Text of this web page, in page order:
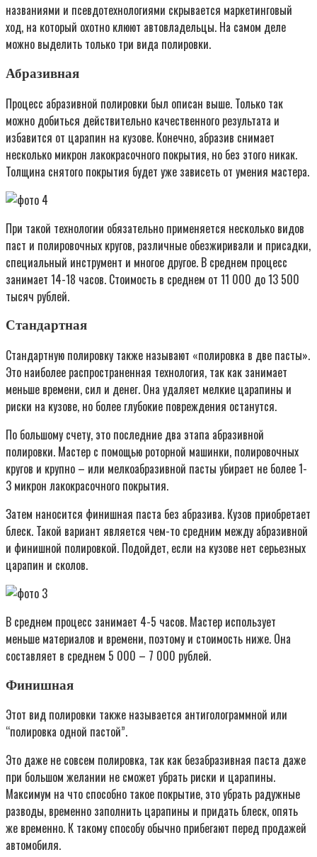
названиями и псевдотехнологиями скрывается маркетинговый
ход, на который охотно клюют автовладельцы. На самом деле
можно выделить только три вида полировки.
Абразивная
Процесс абразивной полировки был описан выше. Только так
можно добиться действительно качественного результата и
избавится от царапин на кузове. Конечно, абразив снимает
несколько микрон лакокрасочного покрытия, но без этого никак.
Толщина снятого покрытия будет уже зависеть от умения мастера.
При такой технологии обязательно применяется несколько видов
паст и полировочных кругов, различные обезжиривали и присадки,
специальный инструмент и многое другое. В среднем процесс
занимает 14-18 часов. Стоимость в среднем от 11 000 до 13 500
тысяч рублей.
Стандартная
Стандартную полировку также называют «полировка в две пасты».
Это наиболее распространенная технология, так как занимает
меньше времени, сил и денег. Она удаляет мелкие царапины и
риски на кузове, но более глубокие повреждения останутся.
По большому счету, это последние два этапа абразивной
полировки. Мастер с помощью роторной машинки, полировочных
кругов и крупно – или мелкоабразивной пасты убирает не более 1-
3 микрон лакокрасочного покрытия.
Затем наносится финишная паста без абразива. Кузов приобретает
блеск. Такой вариант является чем-то средним между абразивной
и финишной полировкой. Подойдет, если на кузове нет серьезных
царапин и сколов.
В среднем процесс занимает 4-5 часов. Мастер использует
меньше материалов и времени, поэтому и стоимость ниже. Она
составляет в среднем 5 000 – 7 000 рублей.
Финишная
Этот вид полировки также называется антиголограммной или
“полировка одной пастой”.
Это даже не совсем полировка, так как безабразивная паста даже
при большом желании не сможет убрать риски и царапины.
Максимум на что способно такое покрытие, это убрать радужные
разводы, временно заполнить царапины и придать блеск, опять
же временно. К такому способу обычно прибегают перед продажей
автомобиля.